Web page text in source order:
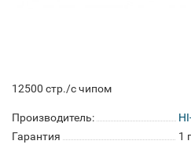
12500 стр./с чипом
Производитель:
Гарантия
1